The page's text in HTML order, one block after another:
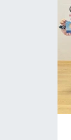
MAGAZİN
SAĞLIK
SARIYER
SARIYER